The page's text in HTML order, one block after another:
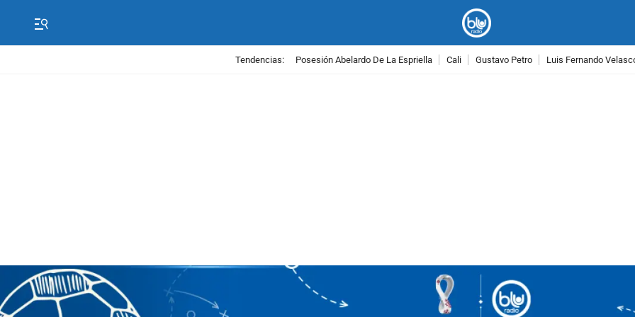
Tendencias: Posesión Abelardo De La Espriella Cali Gustavo Petro Luis Fernando